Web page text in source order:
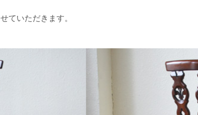
ていただきます。